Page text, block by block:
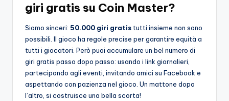
giri gratis su Coin Master?
Siamo sinceri: 50.000 giri gratis tutti insieme non sono
possibili. Il gioco ha regole precise per garantire equità a
tutti i giocatori. Però puoi accumulare un bel numero di
giri gratis passo dopo passo: usando i link giornalieri,
partecipando agli eventi, invitando amici su Facebook e
aspettando con pazienza nel gioco. Un mattone dopo
l’altro, si costruisce una bella scorta!